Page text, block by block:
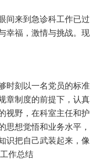
间来到急诊科工作已过
幸福，激情与挑战。现
时刻以一名党员的标准
章制度的前提下，认真
视野，在科室主任和护
思想觉悟和业务水平，
识把自己武装起来，像
作总结